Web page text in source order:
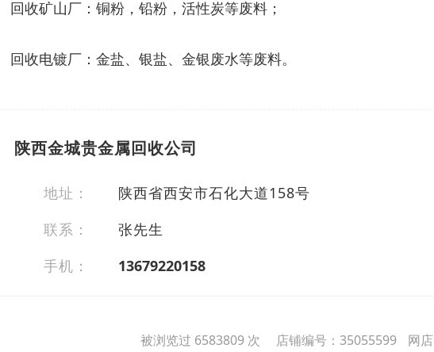
回收矿山厂：铜粉，铅粉，活性炭等废料；
回收电镀厂：金盐、银盐、金银废水等废料。
陕西金城贵金属回收公司
地址：
陕西省西安市石化大道158号
联系：
张先生
手机：
13679220158
被浏览过 6583809 次 店铺编号：35055599 网